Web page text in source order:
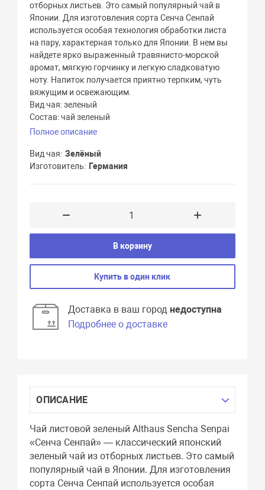
отборных листьев. Это самый популярный чай в
Японии. Для изготовления сорта Сенча Сенпай
используется особая технология обработки листа
на пару, характерная только для Японии. В нем вы
найдете ярко выраженный травянисто-морской
аромат, мягкую горчинку и легкую сладковатую
ноту. Напиток получается приятно терпким, чуть
вяжущим и освежающим.
Вид чая: зеленый
Состав: чай зеленый
Полное описание
Вид чая Зелёный
Изготовитель
Германия
В корзину
Купить в один клик
Доставка в ваш городнедоступна
Подробнее о доставке
ОПИСАНИЕ
Чай листовой зеленый Althaus Sencha Senpai
«Сенча Сенпай» — классический японский
зеленый чай из отборных листьев. Это самый
популярный чай в Японии. Для изготовления
сорта Сенча Сенпай используется особая